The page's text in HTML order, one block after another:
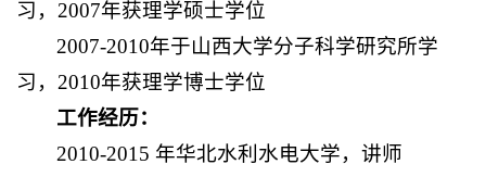
习，2007年获理学硕士学位
2007-2010年于山西大学分子科学研究所学
习，2010年获理学博士学位
工作经历：
2010-2015 年华北水利水电大学，讲师